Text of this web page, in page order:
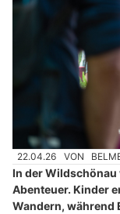
22.04.26 VON
In der Wildschönau
Abenteuer. Kinder
Wandern, während